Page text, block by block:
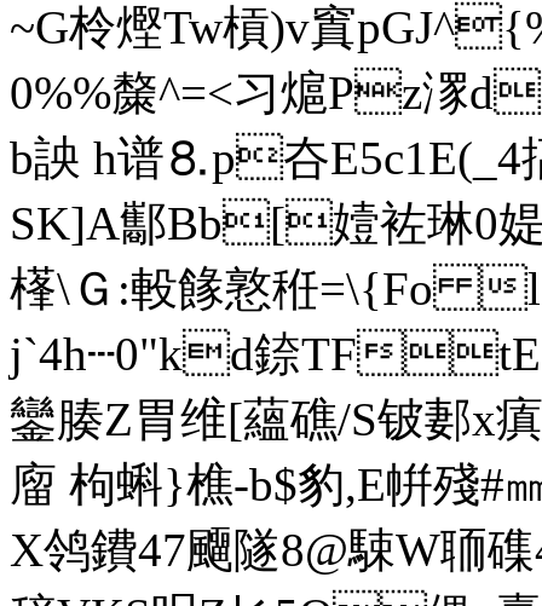
~G柃熞Tw槓)v窴
0%%斄^=<习熩Pz潈
b詇 h谱⒏p夻E5c1E(_4揊
SK]A酅Bb[嬄袏琳0
樥\Ｇ:軗餯憝秹=\{Fo
j`4h┄0"kd錼TF
鑾腠Z胃维[蘊礁/S铍郪x
廇 枸蝌}樵-b$豹,E帲殘# ㎜
X鸰鐨47飅隧8@ 駷W聏